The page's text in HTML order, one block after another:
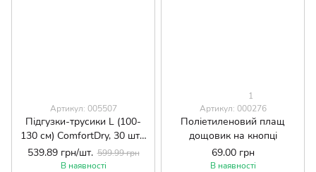
Артикул: 005507
Підгузки-трусики L (100-
130 см) ComfortDry, 30 шт -
для дорослих
539.89 грн/шт. 599.99 грн
В наявності
1
Артикул: 000276
Поліетиленовий плащ
дощовик на кнопці
69.00 грн
В наявності